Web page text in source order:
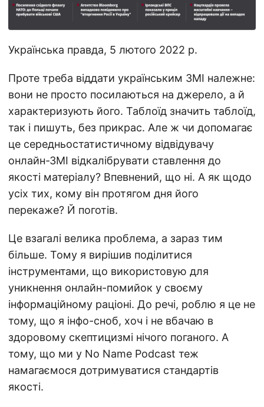
Українська правда, 5 лютого 2022 р.
Проте треба віддати українським ЗМІ належне:
вони не просто посилаються на джерело, а й
характеризують його. Таблоїд значить таблоїд,
так і пишуть, без прикрас. Але ж чи допомагає
це середньостатистичному відвідувачу
онлайн-ЗМІ відкалібрувати ставлення до
якості матеріалу? Впевнений, що ні. А як щодо
усіх тих, кому він протягом дня його
перекаже? Й поготів.
Це взагалі велика проблема, а зараз тим
більше. Тому я вирішив поділитися
інструментами, що використовую для
уникнення онлайн-помийок у своєму
інформаційному раціоні. До речі, роблю я це не
тому, що я інфо-сноб, хоч і не вбачаю в
здоровому скептицизмі нічого поганого. А
тому, що ми у No Name Podcast теж
намагаємося дотримуватися стандартів
якості.